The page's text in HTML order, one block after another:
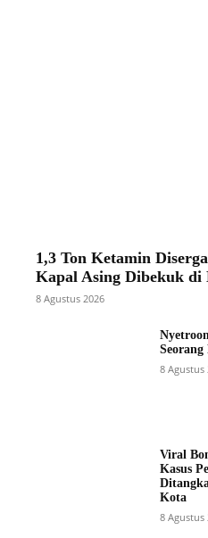
1,3 Ton Ketamin
Kapal Asing Dibekuk di
8 Agustus 2026
8 Agustus
Viral
Kasus
Kota
8 Agustus